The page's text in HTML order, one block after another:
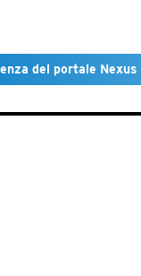
del portale Nexus